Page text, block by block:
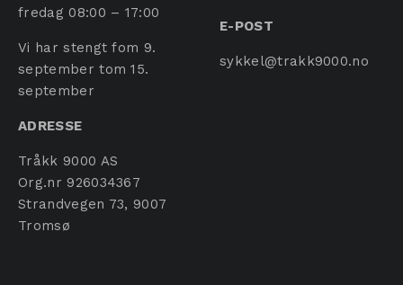
fredag 08:00 – 17:00
Vi har stengt fom 9.
september tom 15.
september
ADRESSE
Tråkk 9000 AS
Org.nr 926034367
Strandvegen 73, 9007
Tromsø
E-POST
sykkel@trakk9000.no